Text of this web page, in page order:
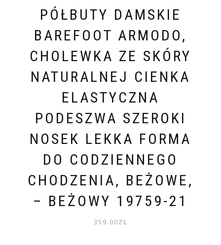
PÓŁBUTY DAMSKIE
BAREFOOT ARMODO,
CHOLEWKA ZE SKÓRY
NATURALNEJ CIENKA
ELASTYCZNA
PODESZWA SZEROKI
NOSEK LEKKA FORMA
DO CODZIENNEGO
CHODZENIA, BEŻOWE,
– BEŻOWY 19759-21
359.00ZŁ